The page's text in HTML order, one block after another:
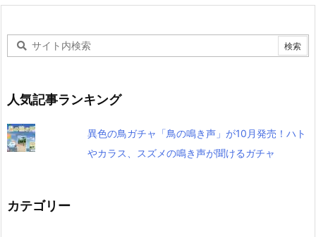
人気記事ランキング
異色の鳥ガチャ「鳥の鳴き声」が10月発売！ハト
やカラス、スズメの鳴き声が聞けるガチャ
カテゴリー